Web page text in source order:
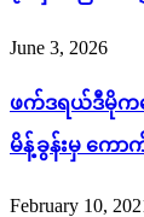
June 3, 2026
ဖက်ဒရယ်ဒီမိုကရေ
မိန့်ခွန်းမှ ကေ
February 10,